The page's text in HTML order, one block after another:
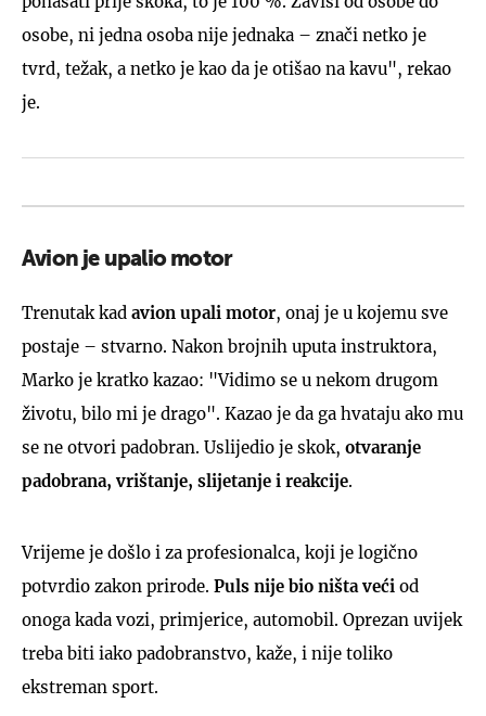
osobe, ni jedna osoba nije jednaka – znači netko je
tvrd, težak, a netko je kao da je otišao na kavu", rekao
je.
Avion je upalio motor
Trenutak kad avion upali motor, onaj je u kojemu sve
postaje – stvarno. Nakon brojnih uputa instruktora,
Marko je kratko kazao: "Vidimo se u nekom drugom
životu, bilo mi je drago". Kazao je da ga hvataju ako mu
se ne otvori padobran. Uslijedio je skok, otvaranje
padobrana, vrištanje, slijetanje i reakcije.
Vrijeme je došlo i za profesionalca, koji je logično
potvrdio zakon prirode. Puls nije bio ništa veći od
onoga kada vozi, primjerice, automobil. Oprezan uvijek
treba biti iako padobranstvo, kaže, i nije toliko
ekstreman sport.